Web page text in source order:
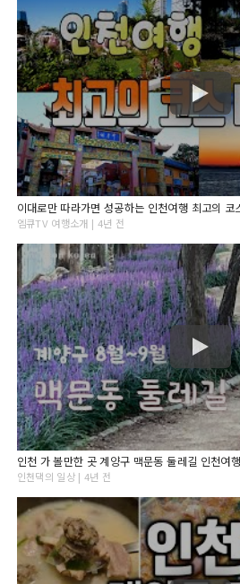
이대로만 따라가면 성공하는 인천여행 최고의 코
엠큐TV 여행소개 | 4년 전
인천 가 볼만한 곳 계양구 맥문동 둘레길 인천여
인천댁의 일상 | 4년 전